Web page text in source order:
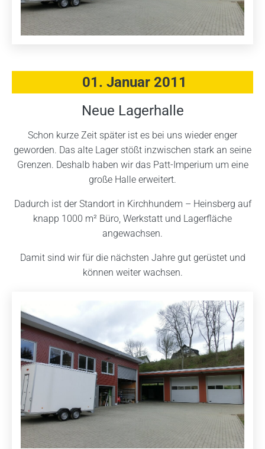
01. Januar 2011
Neue Lagerhalle
Schon kurze Zeit später ist es bei uns wieder enger
geworden. Das alte Lager stößt inzwischen stark an seine
Grenzen. Deshalb haben wir das Patt-Imperium um eine
große Halle erweitert.
Dadurch ist der Standort in Kirchhundem – Heinsberg auf
knapp 1000 m² Büro, Werkstatt und Lagerfläche
angewachsen.
Damit sind wir für die nächsten Jahre gut gerüstet und
können weiter wachsen.